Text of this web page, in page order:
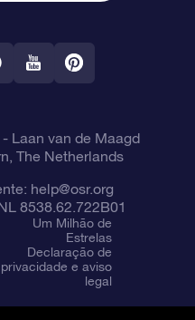
stars
Laan van de Maagd
The Netherlands
help@osr.org
8538.62.722B01
Um Milhão de
Estrelas
Declaração de
privacidade e aviso
legal